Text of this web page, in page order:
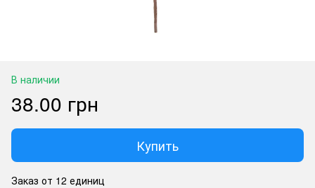
В наличии
38.00 грн
Купить
Заказ от 12 единиц